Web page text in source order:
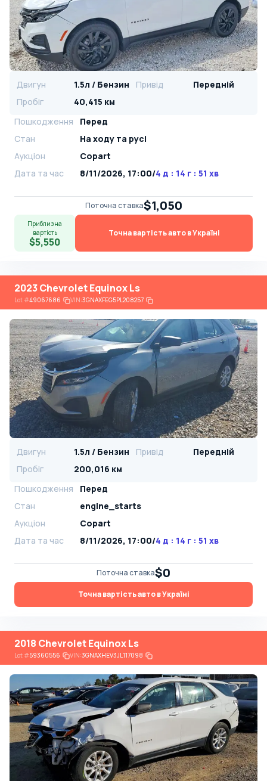
Двигун 1.5л / Бензин Привід
Передній
Пробіг
40,415 км
Пошкодження
Перед
Стан
На ​​ходу та русі
Аукціон
Copart
Дата та час
8/11/2026, 17:00/4 д : 14 г : 51 хв
Поточна ставка$1,050
Приблизна
вартість
$5,550
Точна вартість авто в Україні
2023 Chevrolet Equinox Ls
Lot#49067686 VIN:3GNAXFEG5PL208257
Двигун 1.5л / Бензин Привід
Передній
Пробіг
200,016 км
Пошкодження
Перед
Стан
engine_starts
Аукціон
Copart
Дата та час
8/11/2026, 17:00/4 д : 14 г : 51 хв
Поточна ставка$0
Точна вартість авто в Україні
2018 Chevrolet Equinox Ls
Lot#59360556 VIN:3GNAXHEV3JL117098